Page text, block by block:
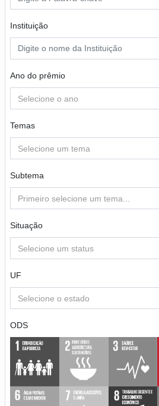
Instituição
Ano do prêmio
Selecione o ano
Temas
Selecione um tema
Subtema
Primeiro selecione um tema...
Situação
Selecione um status
UF
Selecione o estado
ODS